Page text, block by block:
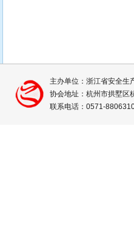
主办单位：浙江省安全生
协会地址：杭州市拱墅区
联系电话：0571-